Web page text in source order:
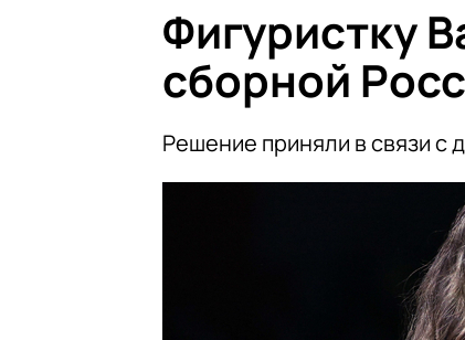
Фигуристку
сборной
Решение приняли в связи с